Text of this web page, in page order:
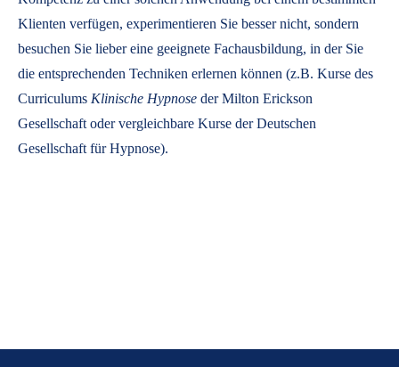
Klienten verfügen, experimentieren Sie besser nicht, sondern
besuchen Sie lieber eine geeignete Fachausbildung, in der Sie
die entsprechenden Techniken erlernen können (z.B. Kurse des
Curriculums Klinische Hypnose der Milton Erickson
Gesellschaft oder vergleichbare Kurse der Deutschen
Gesellschaft für Hypnose).